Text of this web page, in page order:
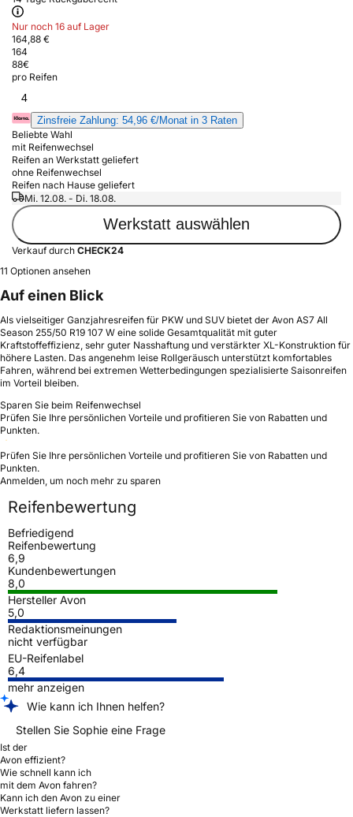
Nur noch 16 auf Lager
164,88 €
164
88€
pro Reifen
4
Zinsfreie Zahlung: 54,96 €/Monat in 3 Raten
Beliebte Wahl
mit Reifenwechsel
Reifen an Werkstatt geliefert
ohne Reifenwechsel
Reifen nach Hause geliefert
Mi. 12.08. - Di. 18.08.
Werkstatt auswählen
Verkauf durch CHECK24
11 Optionen ansehen
Auf einen Blick
Als vielseitiger Ganzjahresreifen für PKW und SUV bietet der Avon AS7 All
Season 255/50 R19 107 W eine solide Gesamtqualität mit guter
Kraftstoffeffizienz, sehr guter Nasshaftung und verstärkter XL-Konstruktion für
höhere Lasten. Das angenehm leise Rollgeräusch unterstützt komfortables
Fahren, während bei extremen Wetterbedingungen spezialisierte Saisonreifen
im Vorteil bleiben.
Sparen Sie beim Reifenwechsel
Prüfen Sie Ihre persönlichen Vorteile und profitieren Sie von Rabatten und
Punkten.
Prüfen Sie Ihre persönlichen Vorteile und profitieren Sie von Rabatten und
Punkten.
Anmelden, um noch mehr zu sparen
Reifenbewertung
Befriedigend
Reifenbewertung
6,9
Kundenbewertungen
8,0
Hersteller Avon
5,0
Redaktionsmeinungen
nicht verfügbar
EU-Reifenlabel
6,4
mehr anzeigen
Wie kann ich Ihnen helfen?
Stellen Sie Sophie eine Frage
Ist der
Avon effizient?
Wie schnell kann ich
mit dem Avon fahren?
Kann ich den Avon zu einer
Werkstatt liefern lassen?